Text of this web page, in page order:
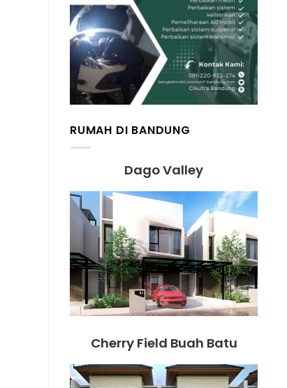
RUMAH DI BANDUNG
Dago Valley
Cherry Field Buah Batu